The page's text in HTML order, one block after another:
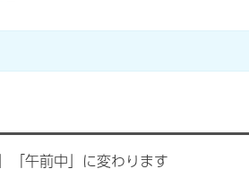
「午前中」に変わります